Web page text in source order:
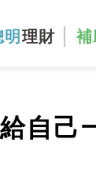
明 理財 補
自己